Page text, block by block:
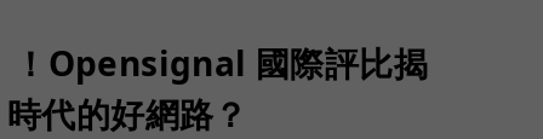
！Opensignal 國際評比揭
代的好網路？